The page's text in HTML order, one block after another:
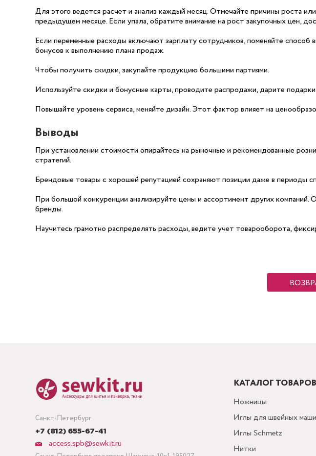
Для этого ведется расчет и анализ каждый месяц. Отмечайте причины роста
предыдущем месяце. Если упала, обратите внимание на рост закупочных цен,
Если переменные расходы включают зарплату сотрудников, поменяйте
бонусов к выполнению плана продаж.
Чтобы получить скидки, закупайте продукцию большими партиями.
Используйте скидки и бонусные карты, проводите распродажи, дарите
Повышайте уровень сервиса, меняйте дизайн. Этот фактор влияет на
Выводы
При установлении стоимости опирайтесь на рыночные и рекомендованные
стратегий.
Брендовые товары с хорошей репутацией сохраняют позиции даже в периоды
При большой конкуренции анализируйте цены и ассортимент других
бренды.
Научитесь грамотно распределять расходы, ведите учет товарооборота,
Санкт-Петербург
+7 (812) 655-67-41
access.spb@sewkit.ru
КАТАЛОГ ТОВАРОВ
Ножницы
Иглы для швейных
Иглы Schmetz
Нитки